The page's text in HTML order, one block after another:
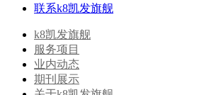
联系k8凯发旗舰
k8凯发旗舰
服务项目
业内动态
期刊展示